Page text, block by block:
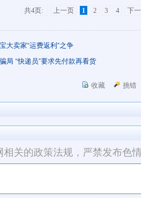
共4页: 上一页 1 2 3 4 下
大卖家“运费返利”之争
局 “快递员”要求先付款再看货
收藏 挑错
相关的政策法规，严禁发布色